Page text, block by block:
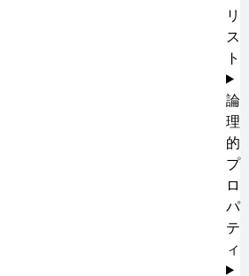
リ
ス
ト
論
理
的
プ
ロ
パ
テ
ィ